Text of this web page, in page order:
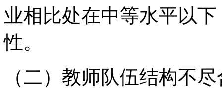
业相比处在中等水平以
性。
（二）教师队伍结构不